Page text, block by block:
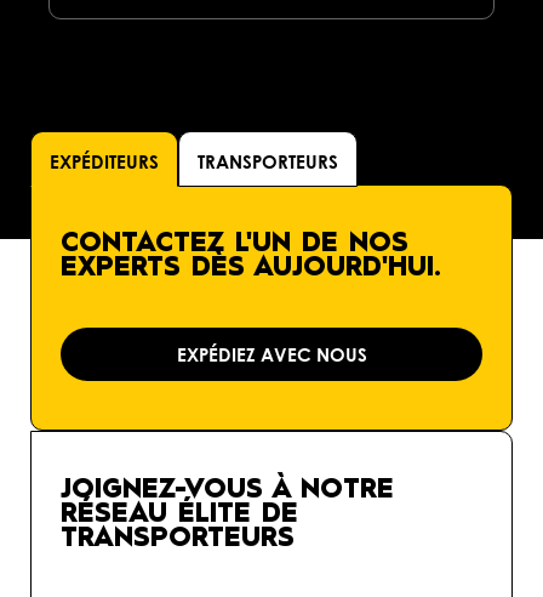
EXPÉDITEURS TRANSPORTEURS
CONTACTEZ L'UN DE NOS
EXPERTS DÈS AUJOURD'HUI.
EXPÉDIEZ AVEC NOUS
JOIGNEZ-VOUS À NOTRE
RÉSEAU ÉLITE DE
TRANSPORTEURS